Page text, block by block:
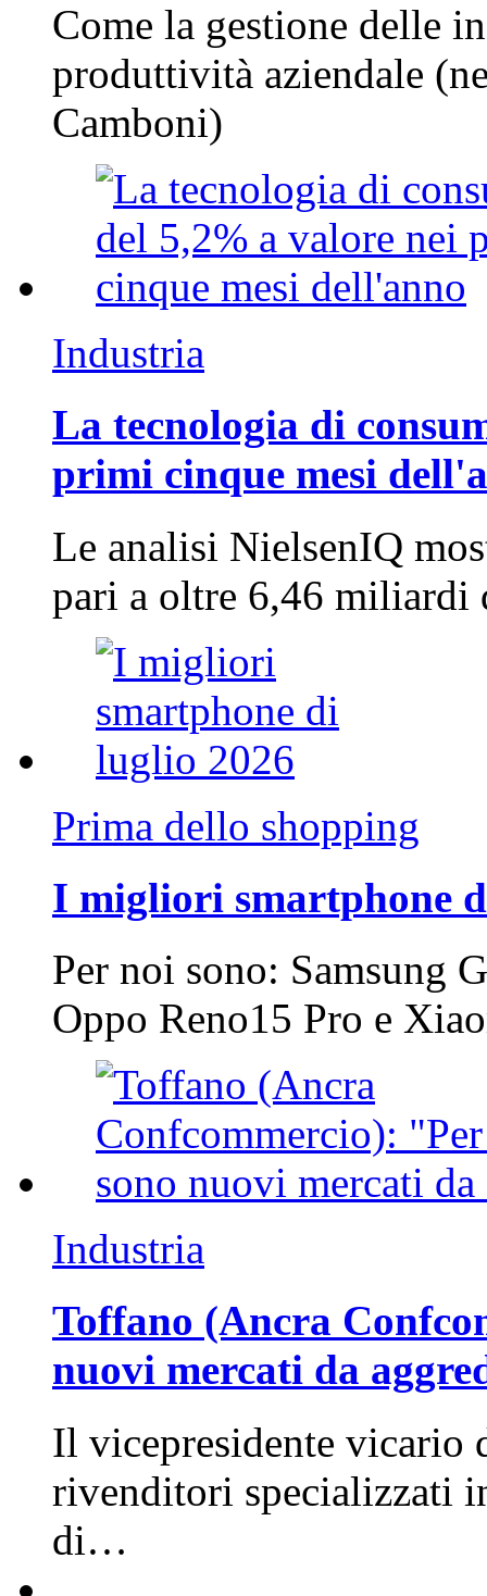
Come la gestione delle
produttività aziendale
Camboni)
Industria
La tecnologia di
primi cinque mesi
Le analisi NielsenIQ
pari a oltre 6,46
Prima dello shopping
I migliori smartphone
Per noi sono: Samsung
Oppo Reno15 Pro e
Industria
Toffano (Ancra
nuovi mercati da
Il vicepresidente vicario
rivenditori specializzati
di…